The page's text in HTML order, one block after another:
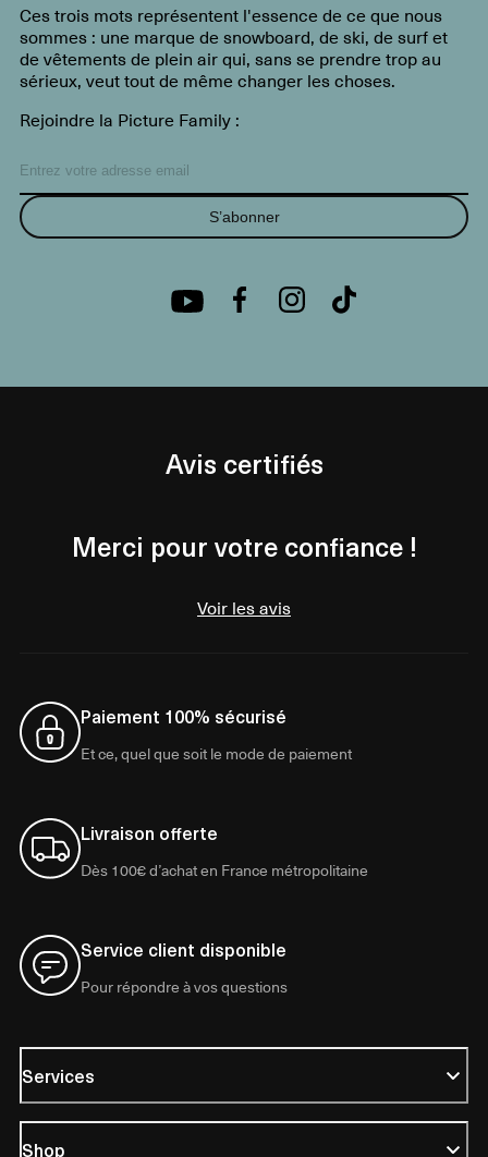
Ces trois mots représentent l'essence de ce que nous
sommes : une marque de snowboard, de ski, de surf et
de vêtements de plein air qui, sans se prendre trop au
sérieux, veut tout de même changer les choses.
Rejoindre la Picture Family :
S’abonner
Avis certifiés
Merci pour votre confiance !
Voir les avis
Paiement 100% sécurisé
Et ce, quel que soit le mode de paiement
Livraison offerte
Dès 100€ d’achat en France métropolitaine
Service client disponible
Pour répondre à vos questions
Services
Shop